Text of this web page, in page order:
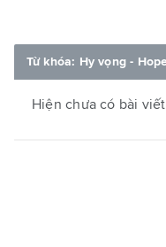
Từ khóa: Hy vọng -
Hiện chưa có bài